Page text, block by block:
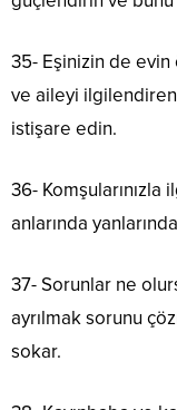
35- Eşinizin de
ve aileyi
istişare edin.
36- Komşularınızla
anlarında
37- Sorunlar ne
ayrılmak sorunu
sokar.